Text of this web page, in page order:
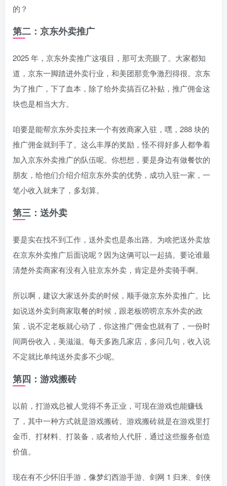
的？
第二：京东外卖推广
2025 年，京东外卖推广这项目，那可太亮眼了。大家都知
道，京东一脚踏进外卖行业，和美团那竞争激烈得很。京东
为了推广，下了血本，除了给外卖搞百亿补贴，推广佣金这
块也是相当大方。
咱要是能帮京东外卖拉来一个有效商家入驻，嘿，288 块的
推广佣金就到手了。这么丰厚的奖励，怪不得好多人都争着
加入京东外卖推广的队伍呢。你想想，要是身边有做餐饮的
朋友，给他们介绍介绍京东外卖的优势，成功入驻一家，一
笔小收入就来了，多划算。
第三：送外卖
要是实在找不到工作，送外卖也是条出路。为啥把送外卖放
在京东外卖推广后面说呢？因为这俩可以一起搞。要论谁最
清楚外卖商家有没有入驻京东外卖，肯定是外卖骑手啊。
所以啊，建议大家送外卖的时候，顺手做京东外卖推广。比
如说送外卖到商家取餐的时候，跟老板唠唠京东外卖的政
策，说不定老板就心动了，你这推广佣金也就有了，一份时
间两份收入，美滋滋。每天多跑几家店，多问几句，收入说
不定就比单纯送外卖多不少呢。
第四：游戏搬砖
以前，打游戏总被人觉得不务正业，可现在游戏也能赚钱
了，其中一种方式就是游戏搬砖。游戏搬砖就是在游戏里打
金币、打材料、打装备，或者给人代肝，通过这些服务创造
价值。
现在有不少怀旧手游，像梦幻西游手游、剑网 1 归来、剑侠